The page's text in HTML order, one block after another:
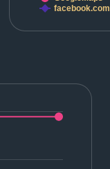
facebook.com